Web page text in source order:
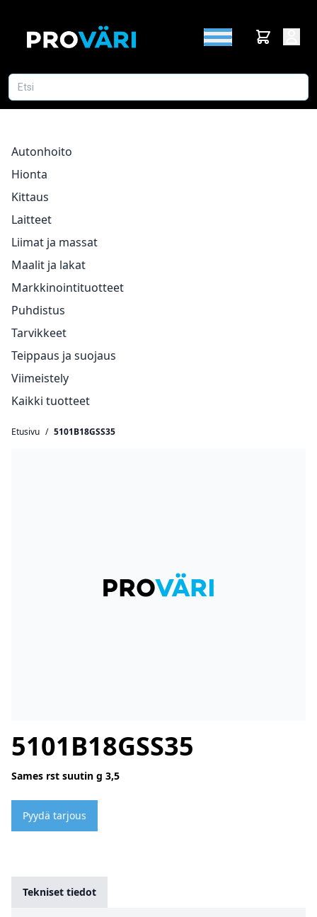
Autonhoito
Hionta
Kittaus
Laitteet
Liimat ja massat
Maalit ja lakat
Markkinointituotteet
Puhdistus
Tarvikkeet
Teippaus ja suojaus
Viimeistely
Kaikki tuotteet
Etusivu / 5101B18GSS35
5101B18GSS35
Sames rst suutin g 3,5
Pyydä tarjous
Tekniset tiedot